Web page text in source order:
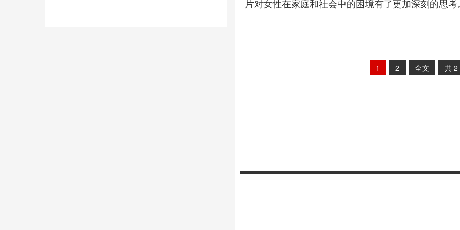
片对女性在家庭和社会中的困境有了更加深刻的思考
1 2 全文 共 2